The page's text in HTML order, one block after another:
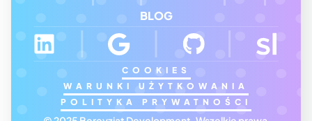
COOKIES
WARUNKI UŻYTKOWANIA
POLITYKA PRYWATNOŚCI
BLOG